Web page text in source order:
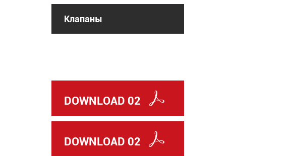
Клапаны
DOWNLOAD 02
DOWNLOAD 02